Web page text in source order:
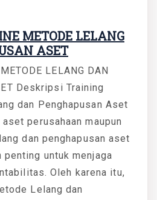
METODE LELANG
ASET
LELANG DAN
Deskripsi Training
dan Penghapusan Aset
perusahaan maupun
dan penghapusan aset
penting untuk menjaga
Oleh karena itu,
Lelang dan